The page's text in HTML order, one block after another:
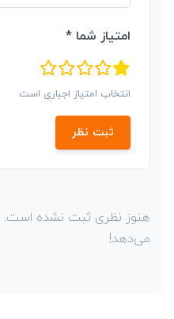
امتیاز شما *
انتخاب امتیاز اجباری است
ثبت نظر
هنوز نظری ثبت نشده است.
می‌دهد!